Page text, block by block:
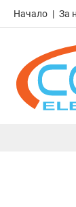
Начало За